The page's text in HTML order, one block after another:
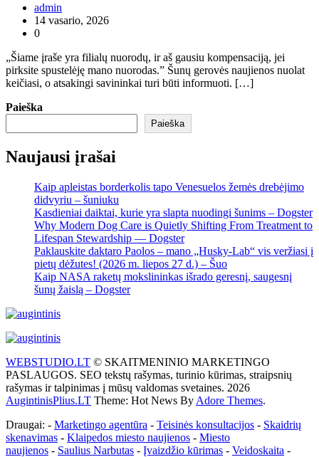
admin
14 vasario, 2026
0
„Šiame įraše yra filialų nuorodų, ir aš gausiu kompensaciją, jei
pirksite spustelėję mano nuorodas.” Šunų gerovės naujienos nuolat
keičiasi, o atsakingi savininkai turi būti informuoti. […]
Paieška
Paieška
Naujausi įrašai
Kaip apleistas borderkolis tapo Venesuelos žemės drebėjimo
didvyriu – šuniuku
Kasdieniai daiktai, kurie yra slapta nuodingi šunims – Dogster
Why Modern Dog Care is Quietly Shifting From Treatment to
Lifespan Stewardship — Dogster
Paklauskite daktaro Paolos – mano „Husky-Lab“ vis veržiasi į
pietų dėžutes! (2026 m. liepos 27 d.) – Šuo
Kaip NASA raketų mokslininkas išrado geresnį, saugesnį
šunų žaislą – Dogster
WEBSTUDIO.LT © SKAITMENINIO MARKETINGO
PASLAUGOS. SEO tekstų rašymas, turinio kūrimas, straipsnių
rašymas ir talpinimas į mūsų valdomas svetaines. 2026
AugintinisPlius.LT Theme: Hot News By Adore Themes.
Draugai: - Marketingo agentūra - Teisinės konsultacijos - Skaidrių
skenavimas - Klaipedos miesto naujienos - Miesto
naujienos - Saulius Narbutas - Įvaizdžio kūrimas - Veidoskaita -